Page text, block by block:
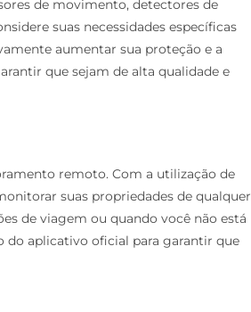
de movimento, detectores de
suas necessidades específicas
aumentar sua proteção e a
que sejam de alta qualidade e
remoto. Com a utilização de
suas propriedades de qualquer
de viagem ou quando você não está
do aplicativo oficial para garantir que